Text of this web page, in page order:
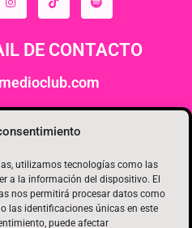
utilizamos tecnologías como las
a la información del dispositivo. El
nos permitirá procesar datos como
las identificaciones únicas en este
puede afectar
DE CONTACTO